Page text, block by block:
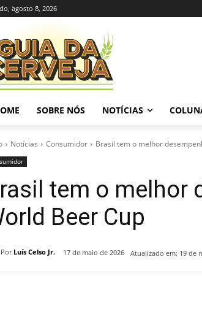
agosto 8, 2026
SOBRE NÓS NOTÍCIAS
Notícias Consumidor Brasil tem o melhor
tem o melhor
Beer Cup
Por Luís Celso Jr. 17 de maio de 2026 Atualizado em: 19 de